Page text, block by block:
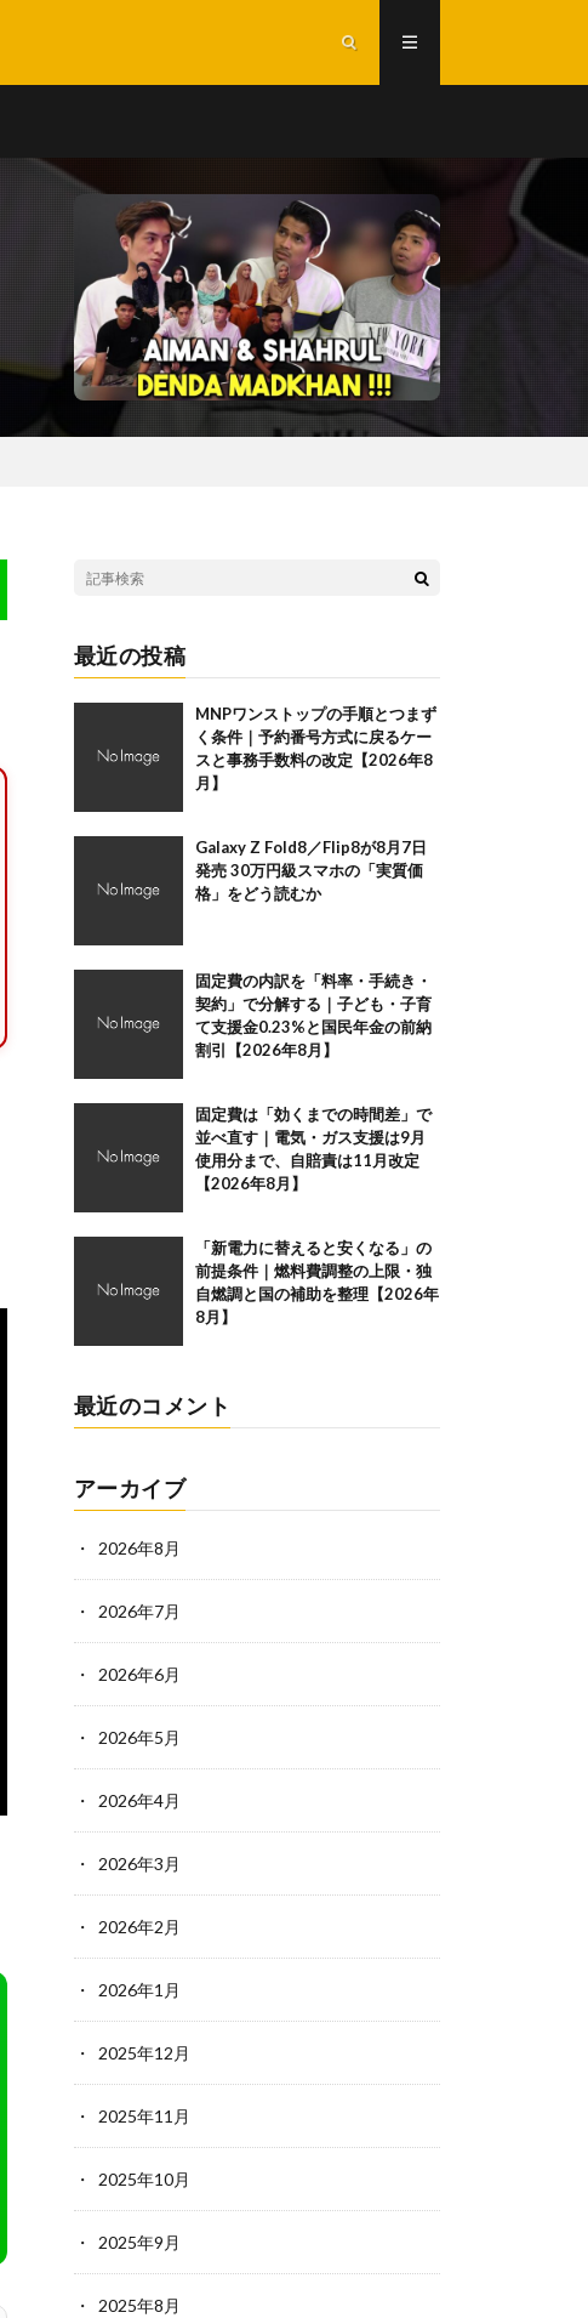
最近の投稿
MNPワンストップの手順とつまず
く条件｜予約番号方式に戻るケー
スと事務手数料の改定【2026年8
月】
Galaxy Z Fold8／Flip8が8月7日
発売 30万円級スマホの「実質価
格」をどう読むか
固定費の内訳を「料率・手続き・
契約」で分解する｜子ども・子育
て支援金0.23%と国民年金の前納
割引【2026年8月】
固定費は「効くまでの時間差」で
並べ直す｜電気・ガス支援は9月
使用分まで、自賠責は11月改定
【2026年8月】
「新電力に替えると安くなる」の
前提条件｜燃料費調整の上限・独
自燃調と国の補助を整理【2026年
8月】
最近のコメント
アーカイブ
2026年8月
2026年7月
2026年6月
2026年5月
2026年4月
2026年3月
2026年2月
2026年1月
2025年12月
2025年11月
2025年10月
2025年9月
2025年8月